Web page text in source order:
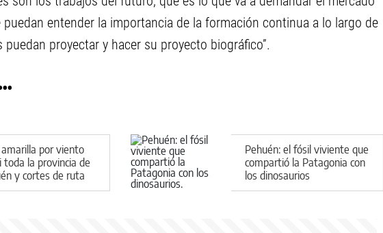
entender la importancia de la formación continua a lo largo de
proyectar y hacer su proyecto biográfico”.
por viento
toda la provincia de
y cortes de ruta
Pehuén: el fósil viviente que
compartió la Patagonia con
los dinosaurios